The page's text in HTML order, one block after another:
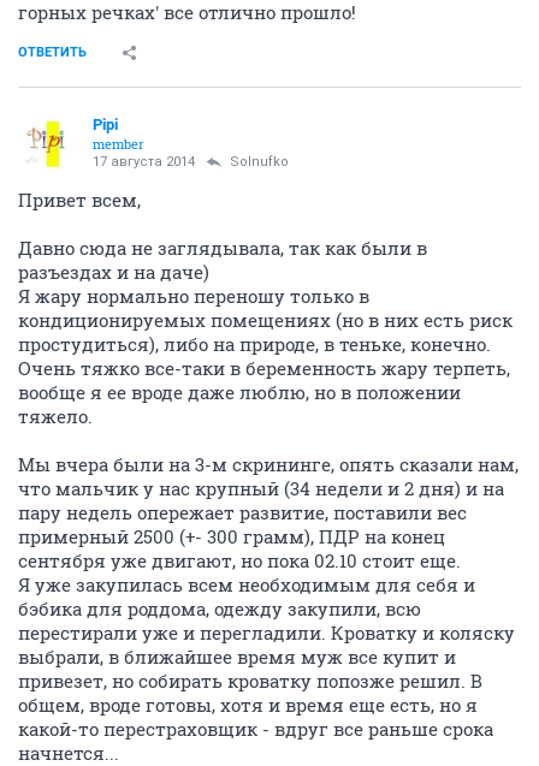
горных речках' все отлично прошло!
ОТВЕТИТЬ
Pipi
member
17 августа 2014 Solnufko
Привет всем,
Давно сюда не заглядывала, так как были в
разъездах и на даче)
Я жару нормально переношу только в
кондиционируемых помещениях (но в них есть риск
простудиться), либо на природе, в теньке, конечно.
Очень тяжко все-таки в беременность жару терпеть,
вообще я ее вроде даже люблю, но в положении
тяжело.
Мы вчера были на 3-м скрининге, опять сказали нам,
что мальчик у нас крупный (34 недели и 2 дня) и на
пару недель опережает развитие, поставили вес
примерный 2500 (+- 300 грамм), ПДР на конец
сентября уже двигают, но пока 02.10 стоит еще.
Я уже закупилась всем необходимым для себя и
бэбика для роддома, одежду закупили, всю
перестирали уже и перегладили. Кроватку и коляску
выбрали, в ближайшее время муж все купит и
привезет, но собирать кроватку попозже решил. В
общем, вроде готовы, хотя и время еще есть, но я
какой-то перестраховщик - вдруг все раньше срока
начнется...